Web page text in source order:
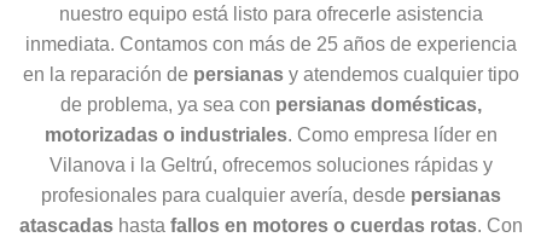
nuestro equipo está listo para ofrecerle asistencia
inmediata. Contamos con más de 25 años de experiencia
en la reparación de persianasy atendemos cualquier tipo
de problema, ya sea con persianas domésticas,
motorizadas o industriales. Como empresa líder en
Vilanova i la Geltrú, ofrecemos soluciones rápidas y
profesionales para cualquier avería, desde persianas
atascadashasta fallos en motores o cuerdas rotas. Con